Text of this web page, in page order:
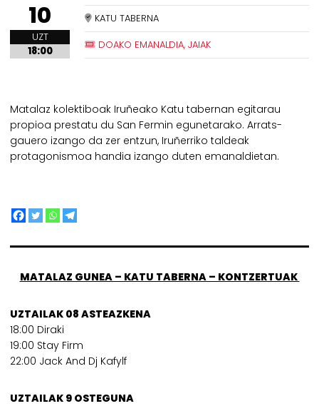
10
UZT
18:00
KATU TABERNA
DOAKO EMANALDIA, JAIAK
Matalaz kolektiboak Iruñeako Katu tabernan egitarau
propioa prestatu du San Fermin egunetarako. Arrats-
gauero izango da zer entzun, Iruñerriko taldeak
protagonismoa handia izango duten emanaldietan.
MATALAZ GUNEA – KATU TABERNA – KONTZERTUAK
UZTAILAK 08 ASTEAZKENA
18:00 Diraki
19:00 Stay Firm
22:00 Jack And Dj Kafylf
UZTAILAK 9 OSTEGUNA